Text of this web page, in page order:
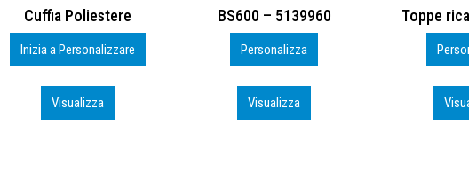
BS600 – 5139960
Personalizza
Visualizza
Toppe ricamate in HD
Personalizza
Visualizza
KIT CAMP